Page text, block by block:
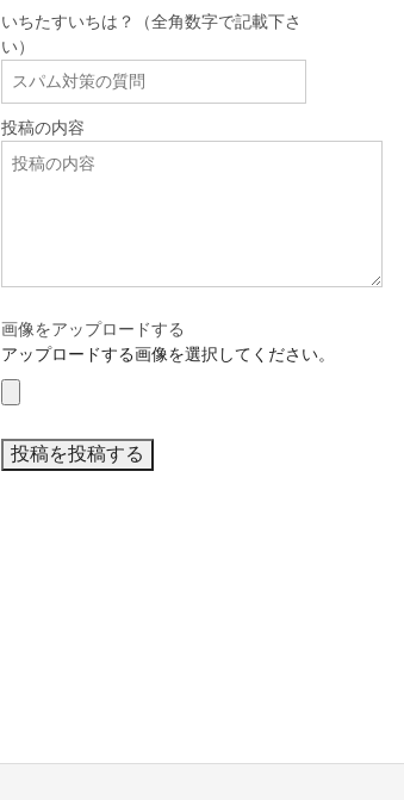
いちたすいちは？（全角数字で記載下さ
い）
投稿の内容
画像をアップロードする
アップロードする画像を選択してください。